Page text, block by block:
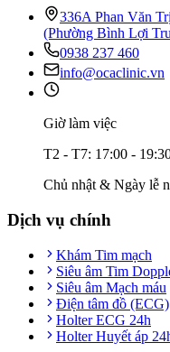
336A Phan Văn
(Phường Bình Lợi
0938 237 460
info@ocaclinic.vn
Giờ làm việc
T2 - T7: 17:00 -
Chủ nhật & Ngày lễ
Dịch vụ chính
Khám Tim mạch
Siêu âm Tim
Siêu âm Mạch máu
Điện tâm đồ (ECG)
Holter ECG 24h
Holter Huyết áp